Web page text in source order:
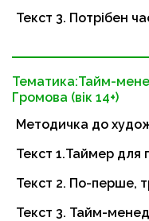
Текст 3. Потрібен
Тематика:Тайм-
Громова (вік 14+)
Методичка до
Текст 1.Таймер для
Текст 2. По-перше,
Текст 3. Тайм-